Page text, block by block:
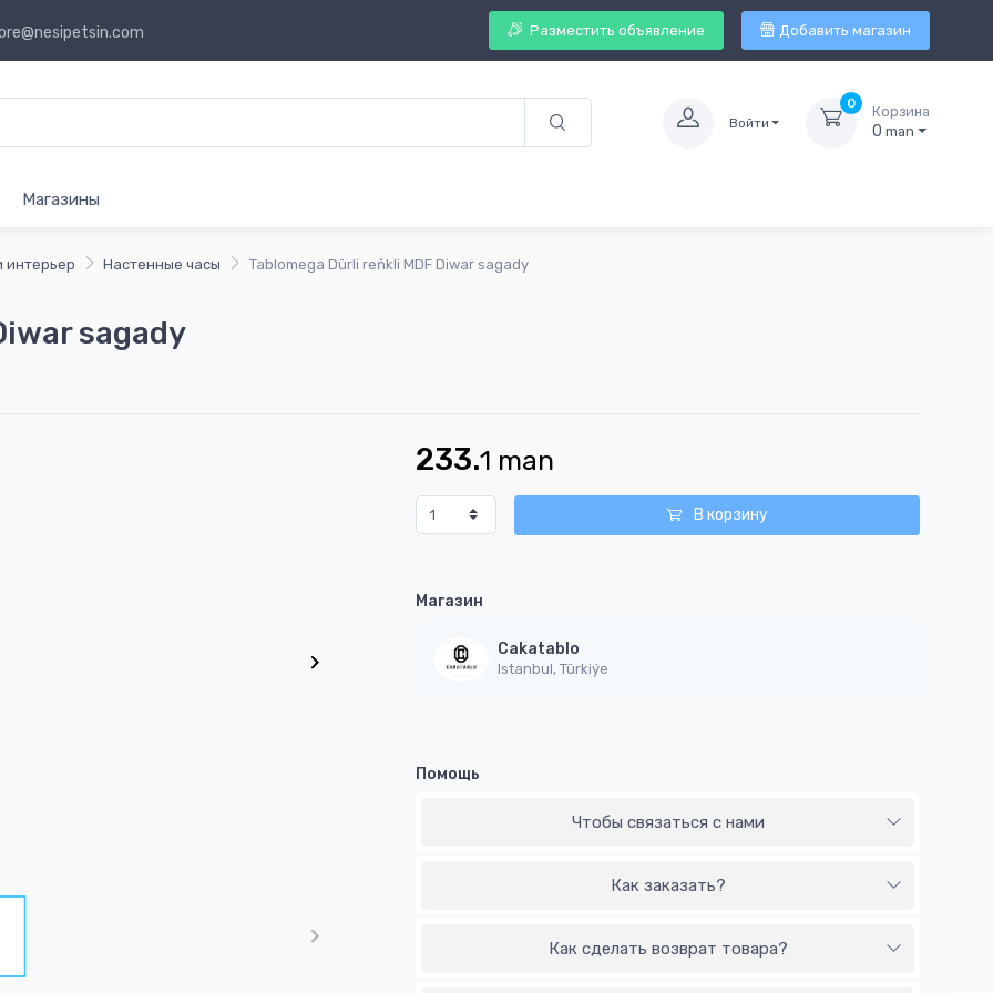
Разместить объявление Добавить магазин
Войти
0
Корзина
0 man
Магазины
интерьер Настенные часы Tablomega Dürli reňkli MDF Diwar sagady
sagady
233.1 man
В корзину
Магазин
Cakatablo
Istanbul, Türkiýe
Помощь
Чтобы связаться с нами
Как заказать?
Как сделать возврат товара?